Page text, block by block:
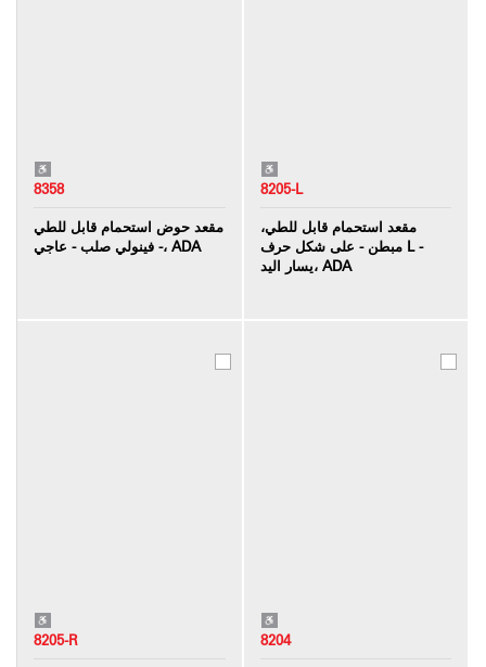
8358
مقعد حوض استحمام قابل للطي
- فينولي صلب - عاجي، ADA
8205-L
مقعد استحمام قابل للطي،
مبطن - على شكل حرف L -
يسار اليد، ADA
8205-R 8204